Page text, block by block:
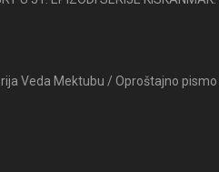
Veda Mektubu / Oproštajno pismo